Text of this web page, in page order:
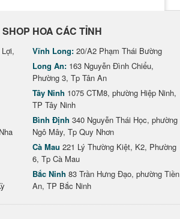
SHOP HOA CÁC TỈNH
Vĩnh Long: 20/A2 Phạm Thái Bường
Long An: 163 Nguyễn Đình Chiểu,
Phường 3, Tp Tân An
Tây Ninh 1075 CTM8, phường Hiệp Ninh,
TP Tây Ninh
Bình Định 340 Nguyễn Thái Học, phường
Ngô Mây, Tp Quy Nhơn
Cà Mau 221 Lý Thường Kiệt, K2, Phường
6, Tp Cà Mau
Bắc Ninh 83 Trần Hưng Đạo, phường Tiền
An, TP Bắc Ninh